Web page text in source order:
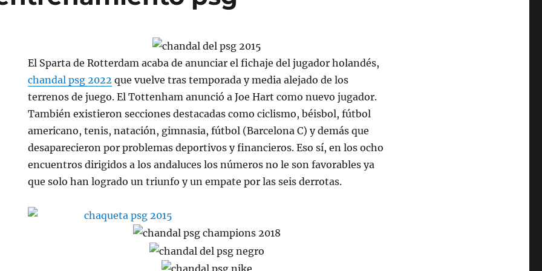
El Sparta de Rotterdam acaba de anunciar el fichaje del jugador holandés,
chandal psg 2022 que vuelve tras temporada y media alejado de los
terrenos de juego. El Tottenham anunció a Joe Hart como nuevo jugador.
También existieron secciones destacadas como ciclismo, béisbol, fútbol
americano, tenis, natación, gimnasia, fútbol (Barcelona C) y demás que
desaparecieron por problemas deportivos y financieros. Eso sí, en los ocho
encuentros dirigidos a los andaluces los números no le son favorables ya
que solo han logrado un triunfo y un empate por las seis derrotas.